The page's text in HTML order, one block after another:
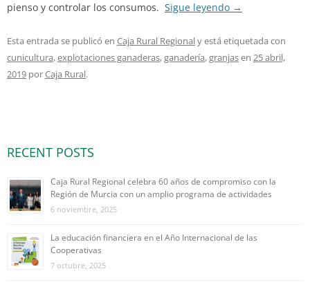
pienso y controlar los consumos. Sigue leyendo →
Esta entrada se publicó en Caja Rural Regionaly está etiquetada con
cunicultura,explotaciones ganaderas,ganadería,granjasen 25 abril,
2019 porCaja Rural.
RECENT POSTS
Caja Rural Regional celebra 60 años de compromiso con la
Región de Murcia con un amplio programa de actividades
6 noviembre, 2025
La educación financiera en el Año Internacional de las
Cooperativas
7 octubre, 2025